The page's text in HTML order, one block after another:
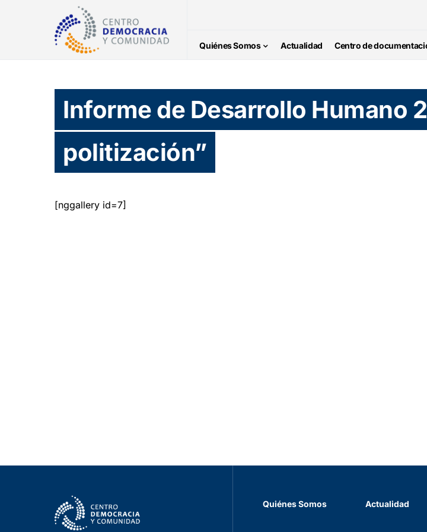
Quiénes Somos Actualidad Centro de
Informe de Desarrollo Humano
politización”
[nggallery id=7]
Quiénes Somos Actualidad